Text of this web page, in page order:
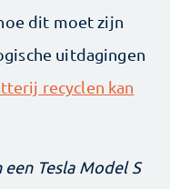
dit moet zijn
uitdagingen
recyclen kan
Tesla Model S